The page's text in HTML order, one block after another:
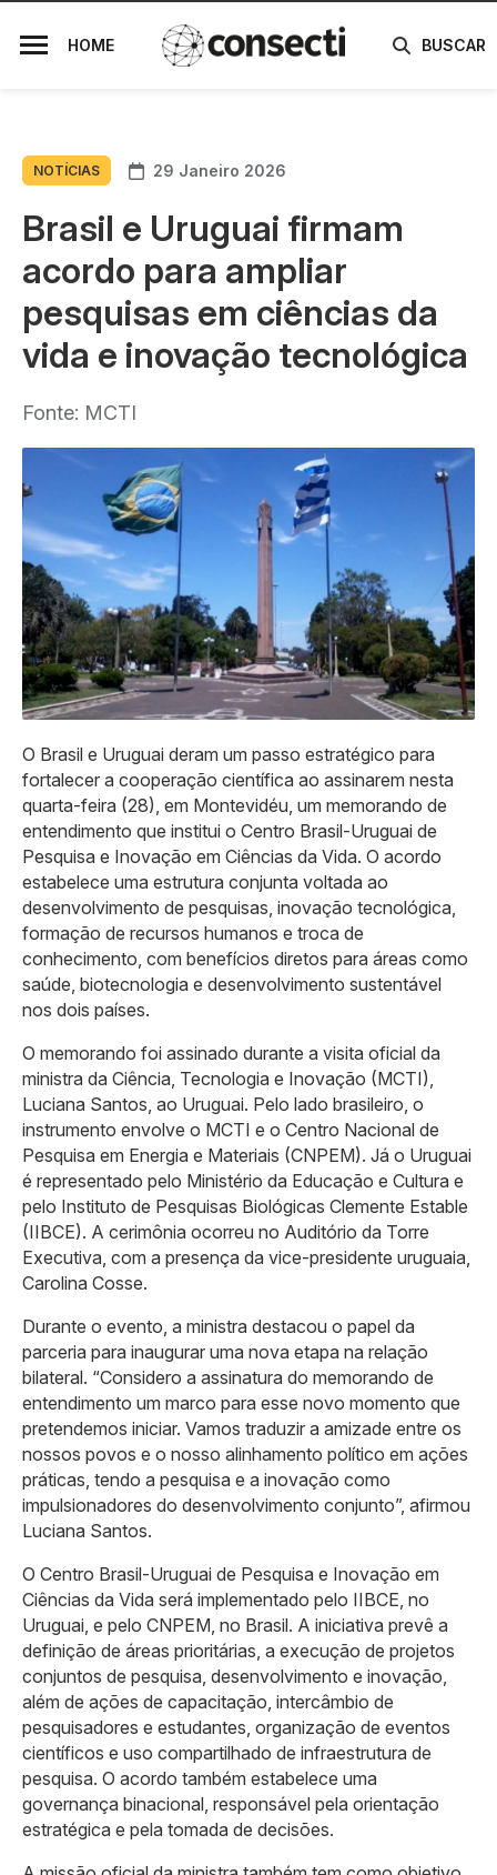
HOME BUSCAR
NOTÍCIAS 29 Janeiro 2026
Brasil e Uruguai firmam
acordo para ampliar
pesquisas em ciências da
vida e inovação tecnológica
Fonte: MCTI
O Brasil e Uruguai deram um passo estratégico para
fortalecer a cooperação científica ao assinarem nesta
quarta-feira (28), em Montevidéu, um memorando de
entendimento que institui o Centro Brasil-Uruguai de
Pesquisa e Inovação em Ciências da Vida. O acordo
estabelece uma estrutura conjunta voltada ao
desenvolvimento de pesquisas, inovação tecnológica,
formação de recursos humanos e troca de
conhecimento, com benefícios diretos para áreas como
saúde, biotecnologia e desenvolvimento sustentável
nos dois países.
O memorando foi assinado durante a visita oficial da
ministra da Ciência, Tecnologia e Inovação (MCTI),
Luciana Santos, ao Uruguai. Pelo lado brasileiro, o
instrumento envolve o MCTI e o Centro Nacional de
Pesquisa em Energia e Materiais (CNPEM). Já o Uruguai
é representado pelo Ministério da Educação e Cultura e
pelo Instituto de Pesquisas Biológicas Clemente Estable
(IIBCE). A cerimônia ocorreu no Auditório da Torre
Executiva, com a presença da vice-presidente uruguaia,
Carolina Cosse.
Durante o evento, a ministra destacou o papel da
parceria para inaugurar uma nova etapa na relação
bilateral. “Considero a assinatura do memorando de
entendimento um marco para esse novo momento que
pretendemos iniciar. Vamos traduzir a amizade entre os
nossos povos e o nosso alinhamento político em ações
práticas, tendo a pesquisa e a inovação como
impulsionadores do desenvolvimento conjunto”, afirmou
Luciana Santos.
O Centro Brasil-Uruguai de Pesquisa e Inovação em
Ciências da Vida será implementado pelo IIBCE, no
Uruguai, e pelo CNPEM, no Brasil. A iniciativa prevê a
definição de áreas prioritárias, a execução de projetos
conjuntos de pesquisa, desenvolvimento e inovação,
além de ações de capacitação, intercâmbio de
pesquisadores e estudantes, organização de eventos
científicos e uso compartilhado de infraestrutura de
pesquisa. O acordo também estabelece uma
governança binacional, responsável pela orientação
estratégica e pela tomada de decisões.